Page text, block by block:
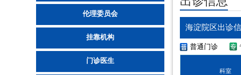
海淀院区出诊
普通门诊
科室
伦理委员会
挂靠机构
门诊医生